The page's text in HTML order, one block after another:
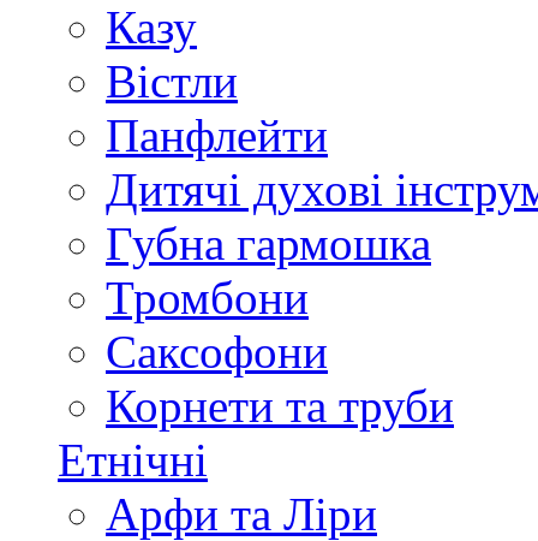
Казу
Вістли
Панфлейти
Дитячі духові
Губна гармошка
Тромбони
Саксофони
Корнети та труби
Етнічні
Арфи та Ліри